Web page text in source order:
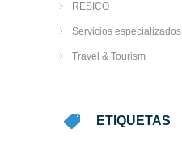
RESICO
Servicios especializados
Travel & Tourism
ETIQUETAS